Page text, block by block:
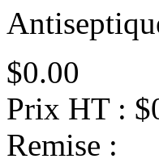
$0.00
Prix HT :
Remise :